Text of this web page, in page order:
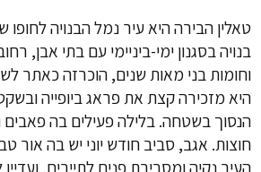
טאלין הבירה היא עיר נמל הבנויה
בנויה בסגנון ימי-ביניימי עם בתי אבן,
וחומות בני מאות שנים, הוכרזה כאתר
היא מזכירה קצת את פראג ביופייה
הנסוך בשטחה. בלילה פעילים בה פאבים
חוצות. אגב, סביב חודש יוני יש בה אור